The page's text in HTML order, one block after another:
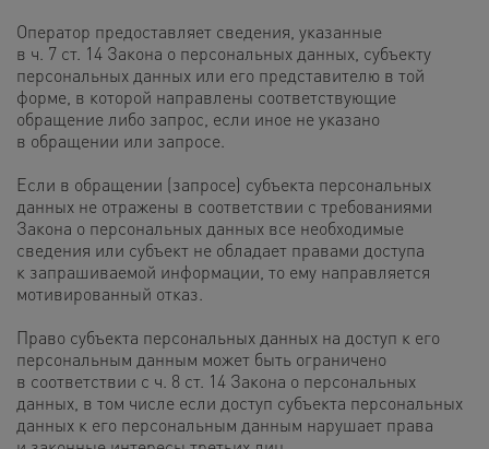
Оператор предоставляет сведения, указанные
в ч. 7 ст. 14 Закона о персональных данных, субъекту
персональных данных или его представителю в той
форме, в которой направлены соответствующие
обращение либо запрос, если иное не указано
в обращении или запросе.
Если в обращении (запросе) субъекта персональных
данных не отражены в соответствии с требованиями
Закона о персональных данных все необходимые
сведения или субъект не обладает правами доступа
к запрашиваемой информации, то ему направляется
мотивированный отказ.
Право субъекта персональных данных на доступ к его
персональным данным может быть ограничено
в соответствии с ч. 8 ст. 14 Закона о персональных
данных, в том числе если доступ субъекта персональных
данных к его персональным данным нарушает права